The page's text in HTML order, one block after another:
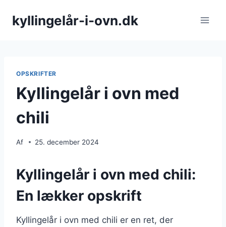
kyllingelår-i-ovn.dk
OPSKRIFTER
Kyllingelår i ovn med
chili
Af 25. december 2024
Kyllingelår i ovn med chili:
En lækker opskrift
Kyllingelår i ovn med chili er en ret, der